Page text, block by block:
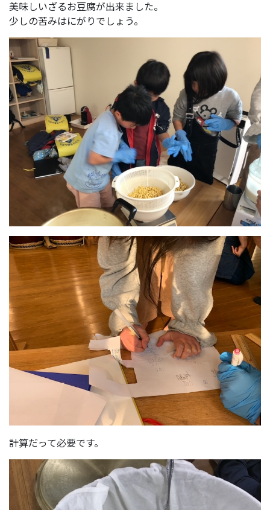
美味しいざるお豆腐が出来ました。
少しの苦みはにがりでしょう。
計算だって必要です。